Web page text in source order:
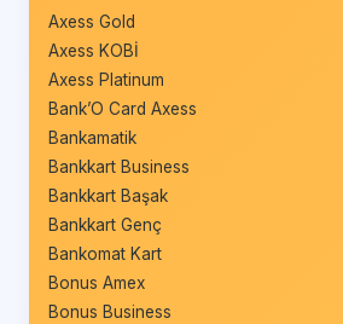
Axess Gold
Axess KOBİ
Axess Platinum
Bank’O Card Axess
Bankamatik
Bankkart Business
Bankkart Başak
Bankkart Genç
Bankomat Kart
Bonus Amex
Bonus Business